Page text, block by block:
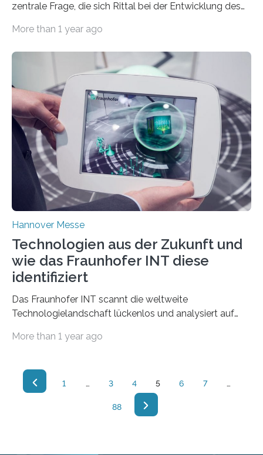
zentrale Frage, die sich Rittal bei der Entwicklung des
More than 1 year ago
Hannover Messe
Technologien aus der Zukunft und
wie das Fraunhofer INT diese
identifiziert
Das Fraunhofer INT scannt die weltweite
Technologielandschaft lückenlos und analysiert auf
Zukünfte. Dabei…
More than 1 year ago
1 … 3 4 5 6 7 …
88